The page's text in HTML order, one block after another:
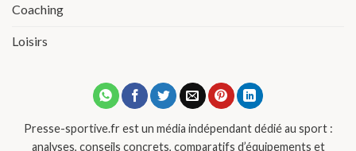
Coaching
Loisirs
Presse-sportive.fr est un média indépendant dédié au sport :
analyses, conseils concrets, comparatifs d’équipements et